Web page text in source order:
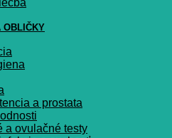
OBLIČKY
a prostata
a ovulačné testy